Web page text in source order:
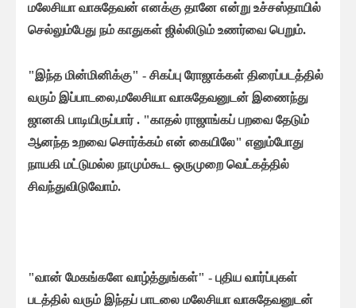
மலேசியா வாசுதேவன் எனக்கு தானே என்று உச்சஸ்தாயில்
செல்லும்பேது நம் காதுகள் ஜில்லிடும் உணர்வை பெறும்.
"இந்த மின்மினிக்கு" - சிகப்பு ரோஜாக்கள் திரைப்படத்தில்
வரும் இப்பாடலை,மலேசியா வாசுதேவனுடன் இணைந்து
ஜானகி பாடியிருப்பார் . "காதல் ராஜாங்கப் பறவை தேடும்
ஆனந்த உறவை சொர்க்கம் என் கையிலே" எனும்போது
நாயகி மட்டுமல்ல நாமும்கூட ஒருமுறை வெட்கத்தில்
சிவந்துவிடுவோம்.
"வான் மேகங்களே வாழ்த்துங்கள்" - புதிய வார்ப்புகள்
படத்தில் வரும் இந்தப் பாடலை மலேசியா வாசுதேவனுடன்